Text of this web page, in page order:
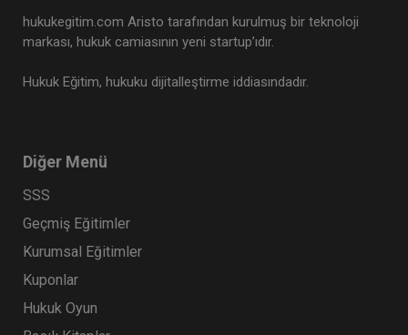
hukukegitim.com Aristo tarafından kurulmuş bir teknoloji
markası, hukuk camiasının yeni startup’ıdır.
Hukuk Eğitim, hukuku dijitalleştirme iddiasındadır.
Diğer Menü
SSS
Geçmiş Eğitimler
Kurumsal Eğitimler
Kuponlar
Hukuk Oyun